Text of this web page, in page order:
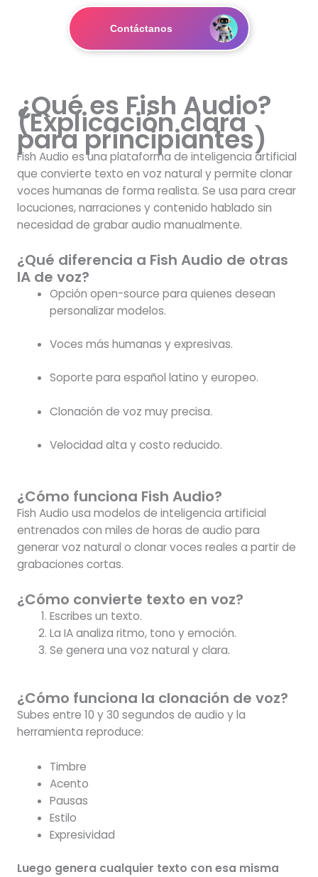
Contáctanos
¿Qué es Fish Audio?
(Explicación clara
para principiantes)
Fish Audio es una plataforma de inteligencia artificial
que convierte texto en voz natural y permite clonar
voces humanas de forma realista. Se usa para crear
locuciones, narraciones y contenido hablado sin
necesidad de grabar audio manualmente.
¿Qué diferencia a Fish Audio de otras
IA de voz?
Opción open-source para quienes desean
personalizar modelos.
Voces más humanas y expresivas.
Soporte para español latino y europeo.
Clonación de voz muy precisa.
Velocidad alta y costo reducido.
¿Cómo funciona Fish Audio?
Fish Audio usa modelos de inteligencia artificial
entrenados con miles de horas de audio para
generar voz natural o clonar voces reales a partir de
grabaciones cortas.
¿Cómo convierte texto en voz?
Escribes un texto.
La IA analiza ritmo, tono y emoción.
Se genera una voz natural y clara.
¿Cómo funciona la clonación de voz?
Subes entre 10 y 30 segundos de audio y la
herramienta reproduce:
Timbre
Acento
Pausas
Estilo
Expresividad
Luego genera cualquier texto con esa misma